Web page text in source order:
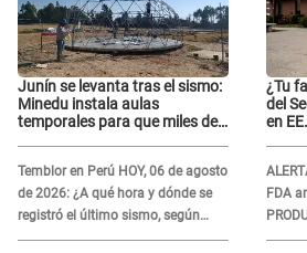
Junín se levanta tras el sismo:
Minedu instala aulas
temporales para que miles de
Temblor en Perú HOY, 06 de agosto
de 2026: ¿A qué hora y dónde se
registró el último sismo, según
IGP?
¿Tu
del
en
FDA